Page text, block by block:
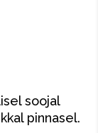
soojal
pinnasel.